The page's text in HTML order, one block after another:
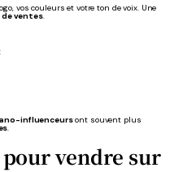
vos couleurs et votre ton de voix. Une
ventes.
influenceursont souvent plus
.
vendre sur